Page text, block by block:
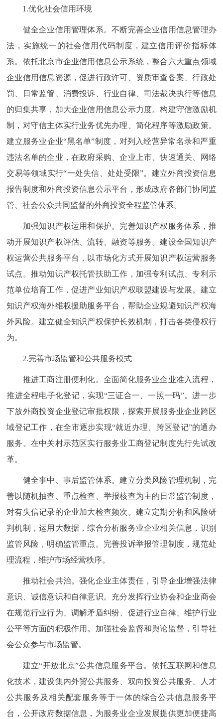
1.优化社会信用环境
健全企业信用管理体系。不断完善企业信用信息管理办
法，实施统一的社会信用代码制度，建立信用评价指标体
系。依托北京市企业信用信息公示系统，整合六大重点领域
企业信用信息资源，促进行政许可、资质审查备案、行政处
罚、日常监管、消费投诉、行业自律、司法裁决执行等信息
的归集共享，加大企业信用信息公示力度。构建守信激励机
制，对守信主体实行业务优先办理、简化程序等激励政策。
建立服务业企业“黑名单”制度，对列入经营异常名录和严重
违法名单的企业，在政府采购、企业上市、快速通关、网络
交易等领域实行“一处失信、处处受限”。建立外商投资信息
报告制度和外商投资信息公示平台，形成政府各部门协同监
管、社会公众共同监督的外商投资全程监管体系。
加强知识产权运用和保护。完善知识产权服务体系，推
动开展知识产权评估、流转、融资等服务。建设全国知识产
权运营公共服务平台，以市场化方式开展知识产权运营服务
试点。推动知识产权托管扶助工作，加强专利试点、专利示
范单位培育工作，促进产业知识产权联盟建设与发展。建立
知识产权海外维权援助服务平台，帮助企业规避知识产权海
外风险。建立健全知识产权保护长效机制，打击各类侵权行
为。
2.完善市场监管和公共服务模式
推进工商注册便利化。全面简化服务业企业准入流程，
推进全程电子化登记，实现“三证合一、一照一码”。进一步
下放外商投资企业登记审批权限，探索开展服务业企业跨区
域登记工作，在全市逐步实现“就近办理、跨区登记”的通办
服务。在中关村示范区实行服务业工商登记制度先行先试改
革。
健全事中、事后监管体系。建立分类风险管理机制，完
善以随机抽查、重点检查、举报核查为主的日常监管制度，
对有失信记录的企业加大检查频次。建立定期分析和风险研
判机制，运用大数据，综合分析服务业企业相关信息，识别
监管风险，明确监管重点。完善投诉举报管理制度，规范处
理流程，维护市场经营秩序。
推动社会共治。强化企业主体责任，引导企业增强法律
意识、诚信意识和自律意识。充分发挥行业协会和企业商会
在规范行业行为、调解矛盾纠纷、促进行业自律、维护行业
公平等方面的积极作用。加强社会监督和舆论监督，引导社
会公众参与市场监管。
建立“开放北京”公共信息服务平台。依托互联网和信息
化技术，建设集内外贸公共服务、双向投资公共服务、人才
公共服务及相关配套服务等于一体的综合公共信息服务平
台，公开政府数据信息，为服务业企业发展提供更加便捷高